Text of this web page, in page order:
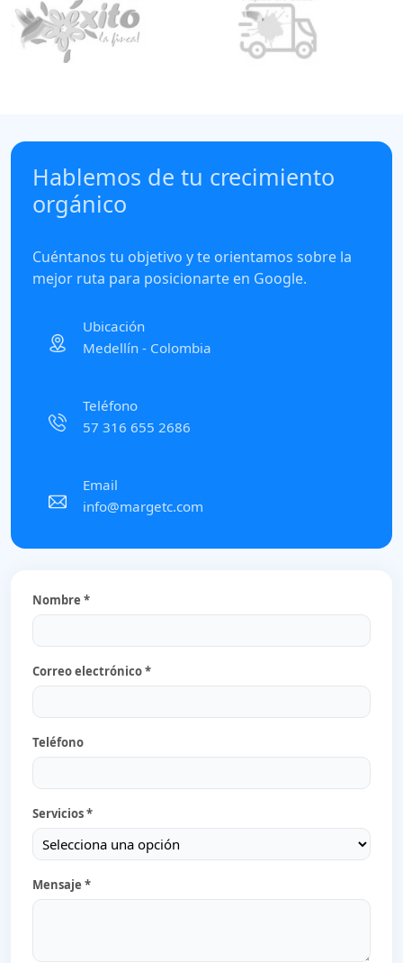
Hablemos de tu crecimiento
orgánico
Cuéntanos tu objetivo y te orientamos sobre la
mejor ruta para posicionarte en Google.
Ubicación
Medellín - Colombia
Teléfono
57 316 655 2686
Email
info@margetc.com
Nombre *
Correo electrónico *
Teléfono
Servicios *
Mensaje *